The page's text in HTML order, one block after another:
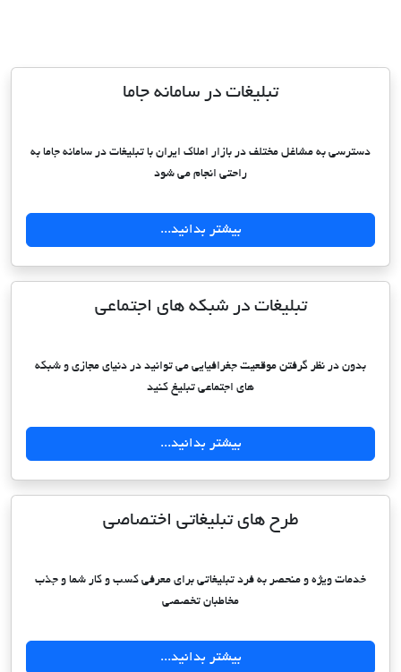
تبلیغات در سامانه جاما
دسترسی به مشاغل مختلف در بازار املاک ایران با تبلیغات در سامانه جاما به
راحتی انجام می شود
بیشتر بدانید...
تبلیغات در شبکه های اجتماعی
بدون در نظر گرفتن موقعیت جغرافیایی می توانید در دنیای مجازی و شبکه
های اجتماعی تبلیغ کنید
بیشتر بدانید...
طرح های تبلیغاتی اختصاصی
خدمات ویژه و منحصر به فرد تبلیغاتی برای معرفی کسب و کار شما و جذب
مخاطبان تخصصی
بیشتر بدانید...